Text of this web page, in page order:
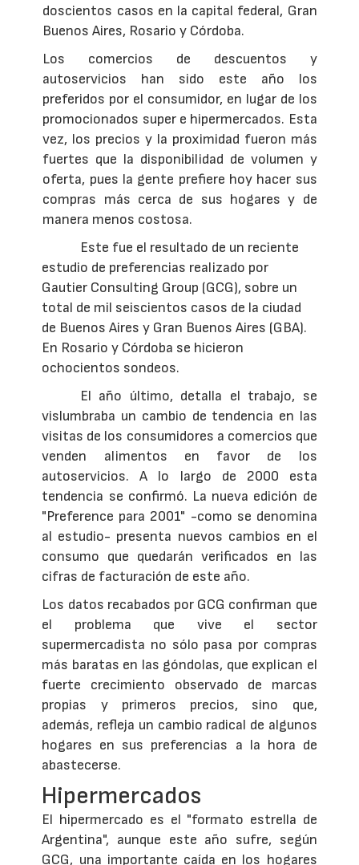
doscientos casos en la capital federal, Gran
Buenos Aires, Rosario y Córdoba.
Los comercios de descuentos y
autoservicios han sido este año los
preferidos por el consumidor, en lugar de los
promocionados super e hipermercados. Esta
vez, los precios y la proximidad fueron más
fuertes que la disponibilidad de volumen y
oferta, pues la gente prefiere hoy hacer sus
compras más cerca de sus hogares y de
manera menos costosa.
Este fue el resultado de un reciente
estudio de preferencias realizado por
Gautier Consulting Group (GCG), sobre un
total de mil seiscientos casos de la ciudad
de Buenos Aires y Gran Buenos Aires (GBA).
En Rosario y Córdoba se hicieron
ochocientos sondeos.
El año último, detalla el trabajo, se
vislumbraba un cambio de tendencia en las
visitas de los consumidores a comercios que
venden alimentos en favor de los
autoservicios. A lo largo de 2000 esta
tendencia se confirmó. La nueva edición de
"Preference para 2001" -como se denomina
al estudio- presenta nuevos cambios en el
consumo que quedarán verificados en las
cifras de facturación de este año.
Los datos recabados por GCG confirman que
el problema que vive el sector
supermercadista no sólo pasa por compras
más baratas en las góndolas, que explican el
fuerte crecimiento observado de marcas
propias y primeros precios, sino que,
además, refleja un cambio radical de algunos
hogares en sus preferencias a la hora de
abastecerse.
Hipermercados
El hipermercado es el "formato estrella de
Argentina", aunque este año sufre, según
GCG, una importante caída en los hogares